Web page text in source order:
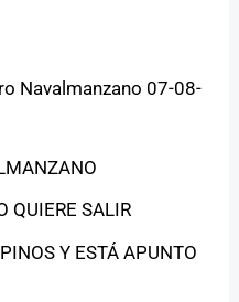
Navalmanzano 07-08-
QUIERE SALIR
Y ESTÁ APUNTO